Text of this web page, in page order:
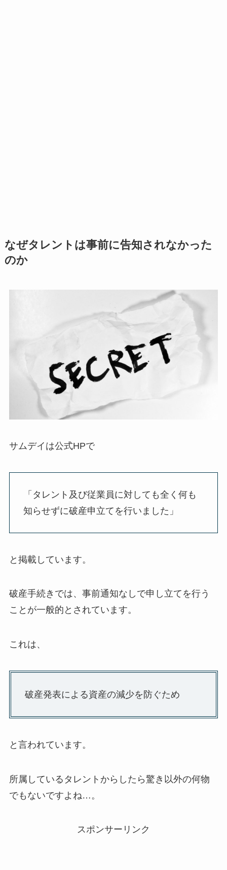
なぜタレントは事前に告知されなかった
のか
サムデイは公式HPで
「タレント及び従業員に対しても全く何も
知らせずに破産申立てを行いました」
と掲載しています。
破産手続きでは、事前通知なしで申し立てを行う
ことが一般的とされています。
これは、
破産発表による資産の減少を防ぐため
と言われています。
所属しているタレントからしたら驚き以外の何物
でもないですよね…。
スポンサーリンク